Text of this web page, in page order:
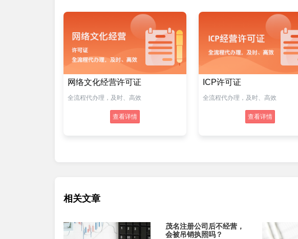
网络文化经营许可证
全流程代办理，及时、高效
查看详情
ICP许可证
全流程代办理，及时、高效
查看详情
相关文章
茂名注册公司后不经营，
会被吊销执照吗？